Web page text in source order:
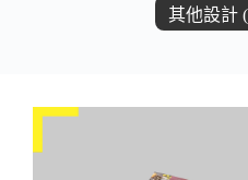
其他設計